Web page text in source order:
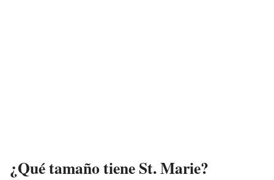
¿Qué tamaño tiene St. Marie?